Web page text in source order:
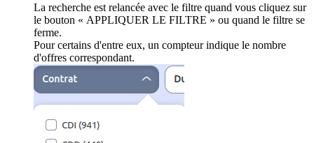
La recherche est relancée avec le filtre quand vous cliquez sur
le bouton « APPLIQUER LE FILTRE » ou quand le filtre se
ferme.
Pour certains d'entre eux, un compteur indique le nombre
d'offres correspondant.